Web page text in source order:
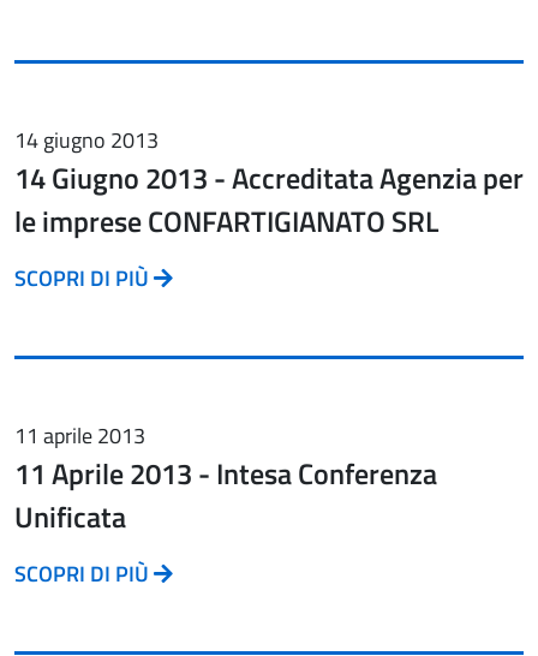
14 giugno 2013
14 Giugno 2013 - Accreditata Agenzia per
le imprese CONFARTIGIANATO SRL
SCOPRI DI PIÙ
11 aprile 2013
11 Aprile 2013 - Intesa Conferenza
Unificata
SCOPRI DI PIÙ